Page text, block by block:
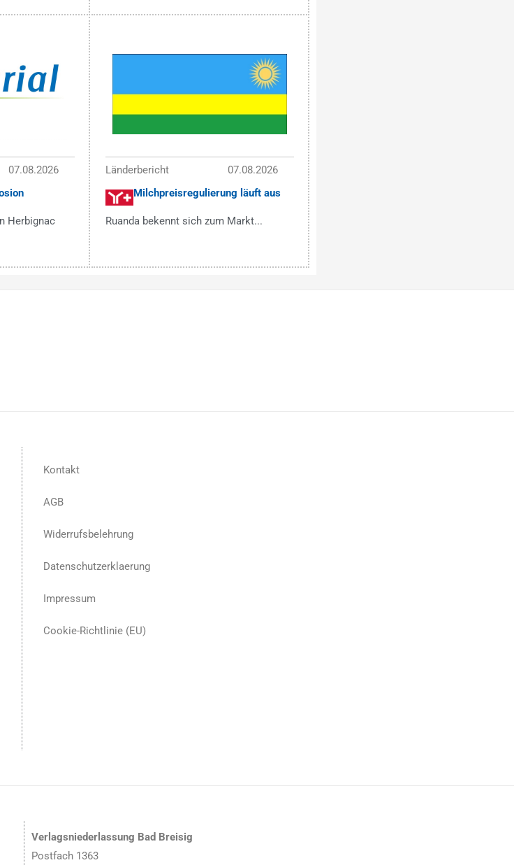
07.08.2026
Herbignac
Länderbericht
07.08.2026
Milchpreisregulierung läuft aus
Ruanda bekennt sich zum Markt...
Kontakt
AGB
Widerrufsbelehrung
Datenschutzerklaerung
Impressum
Cookie-Richtlinie (EU)
Verlagsniederlassung Bad Breisig
Postfach 1363